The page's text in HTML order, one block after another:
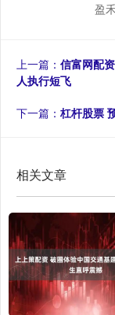
盈
上一篇： 信富网配
人执行短飞
下一篇： 杠杆股票
相关文章